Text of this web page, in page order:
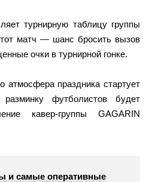
турнирную таблицу группы
матч — шанс бросить вызов
очки в турнирной гонке.
атмосфера праздника стартует
футболистов будет
кавер‑группы GAGARIN
и самые оперативные